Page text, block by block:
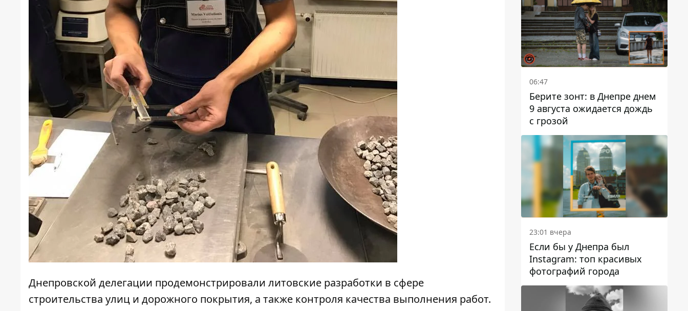
Днепровской делегации продемонстрировали литовские разработки в сфере
строительства улиц и дорожного покрытия, а также контроля качества выполнения работ.
06:47
Берите зонт: в Днепре днем ​​
9 августа ожидается дождь
с грозой
23:01 вчера
Если бы у Днепра был
Instagram: топ красивых
фотографий города